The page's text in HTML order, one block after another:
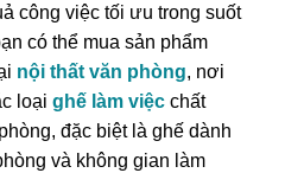
công việc tối ưu trong suốt
có thể mua sản phẩm
nội thất văn phòng, nơi
loại ghế làm việcchất
đặc biệt là ghế dành
và không gian làm